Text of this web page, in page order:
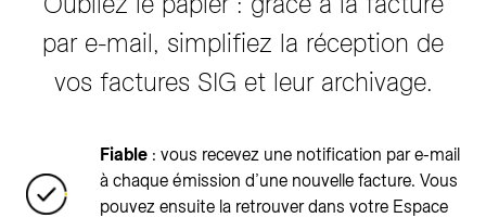
par e-mail, simplifiez la réception de
vos factures SIG et leur archivage.
Fiable : vous recevez une notification par e-mail
à chaque émission d’une nouvelle facture. Vous
pouvez ensuite la retrouver dans votre Espace